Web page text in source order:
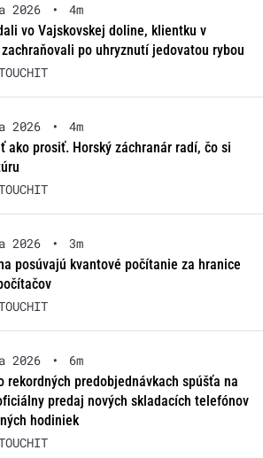
2026 •
4m
vo Vajskovskej doline, klientku v
po uhryznutí jedovatou rybou
2026 •
4m
ako prosiť. Horský záchranár radí, čo si
2026 •
3m
posúvajú kvantové počítanie za hranice
2026 •
6m
rekordných predobjednávkach spúšťa na
predaj nových skladacích telefónov
hodiniek